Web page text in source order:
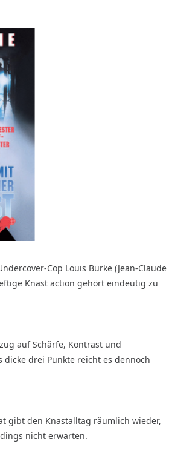
Cop Louis Burke (Jean-Claude
Knast action gehört eindeutig zu
auf Schärfe, Kontrast und
drei Punkte reicht es dennoch
gibt den Knastalltag räumlich wieder,
nicht erwarten.